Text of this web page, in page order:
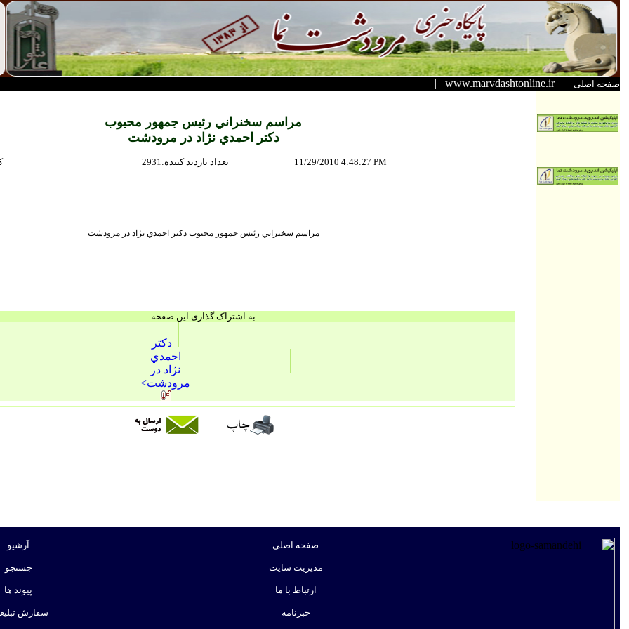
صفحه اصلی |
www.marvdashtonline.ir
|
مراسم سخنراني رئيس جمهور محبوب
دكتر احمدي نژاد در مرودشت
2931 :تعداد بازديد كننده 11/29/2010 4:48:27 PM
مراسم سخنراني رئيس جمهور محبوب دكتر احمدي نژاد در مرودشت
به اشتراک گذاری این صفحه
دكتر
احمدي
نژاد در
مرودشت>
صفحه اصلی
مدیریت سایت
ارتباط با ما
خبرنامه
آرشیو
جستجو
پیوند ها
سفارش